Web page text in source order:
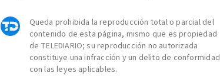
Queda prohibida la reproducción total o parcial del
contenido de esta página, mismo que es propiedad
de TELEDIARIO; su reproducción no autorizada
constituye una infracción y un delito de conformidad
con las leyes aplicables.